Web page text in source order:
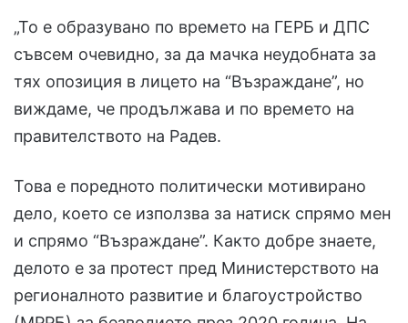
„То е образувано по времето на ГЕРБ и ДПС
съвсем очевидно, за да мачка неудобната за
тях опозиция в лицето на “Възраждане”, но
виждаме, че продължава и по времето на
правителството на Радев.
Това е поредното политически мотивирано
дело, което се използва за натиск спрямо мен
и спрямо “Възраждане”. Както добре знаете,
делото е за протест пред Министерството на
регионалното развитие и благоустройство